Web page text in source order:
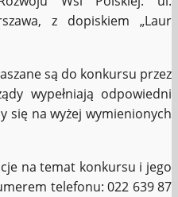
z dopiskiem „Laur
są do konkursu przez
wypełniają odpowiedni
się na wyżej wymienionych
na temat konkursu i jego
telefonu: 022 639 87